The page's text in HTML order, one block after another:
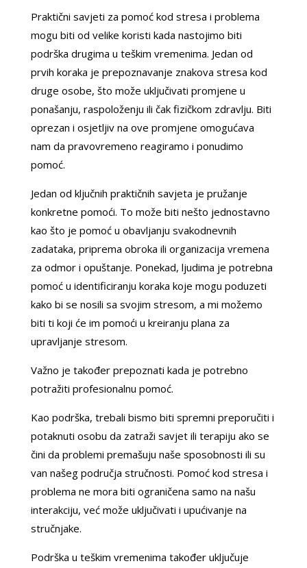
Praktični savjeti za pomoć kod stresa i problema
mogu biti od velike koristi kada nastojimo biti
podrška drugima u teškim vremenima. Jedan od
prvih koraka je prepoznavanje znakova stresa kod
druge osobe, što može uključivati promjene u
ponašanju, raspoloženju ili čak fizičkom zdravlju. Biti
oprezan i osjetljiv na ove promjene omogućava
nam da pravovremeno reagiramo i ponudimo
pomoć.
Jedan od ključnih praktičnih savjeta je pružanje
konkretne pomoći. To može biti nešto jednostavno
kao što je pomoć u obavljanju svakodnevnih
zadataka, priprema obroka ili organizacija vremena
za odmor i opuštanje. Ponekad, ljudima je potrebna
pomoć u identificiranju koraka koje mogu poduzeti
kako bi se nosili sa svojim stresom, a mi možemo
biti ti koji će im pomoći u kreiranju plana za
upravljanje stresom.
Važno je također prepoznati kada je potrebno
potražiti profesionalnu pomoć.
Kao podrška, trebali bismo biti spremni preporučiti i
potaknuti osobu da zatraži savjet ili terapiju ako se
čini da problemi premašuju naše sposobnosti ili su
van našeg područja stručnosti. Pomoć kod stresa i
problema ne mora biti ograničena samo na našu
interakciju, već može uključivati i upućivanje na
stručnjake.
Podrška u teškim vremenima također uključuje